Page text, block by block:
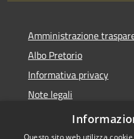
Amministrazione
Albo Pretorio
Informativa privacy
Note legali
Dichiarazione di
Questo sito web utilizza